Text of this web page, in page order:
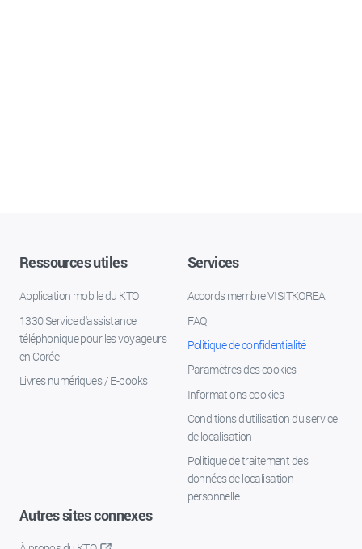
Ressources utiles
Application mobile du KTO
1330 Service d'assistance
téléphonique pour les voyageurs
en Corée
Livres numériques / E-books
Services
Accords membre VISITKOREA
FAQ
Politique de confidentialité
Paramètres des cookies
Informations cookies
Conditions d’utilisation du service
de localisation
Politique de traitement des
données de localisation
personnelle
Autres sites connexes